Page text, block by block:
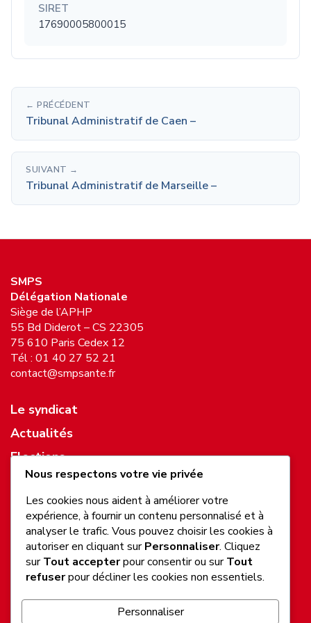
SIRET
17690005800015
← PRÉCÉDENT
Tribunal Administratif de Caen –
SUIVANT →
Tribunal Administratif de Marseille –
SMPS
Délégation Nationale
Siège de l’APHP
55 Bd Diderot – CS 22305
75 610 Paris Cedex 12
Tél : 01 40 27 52 21
contact@smpsante.fr
Le syndicat
Actualités
Elections
Ressources
Mentions légales
Politique de confidentialité
ADHÉREZ
Nous respectons votre vie privée
Les cookies nous aident à améliorer votre
expérience, à fournir un contenu personnalisé et à
analyser le trafic. Vous pouvez choisir les cookies à
autoriser en cliquant surPersonnaliser. Cliquez
surTout accepterpour consentir ou surTout
refuserpour décliner les cookies non essentiels.
Personnaliser